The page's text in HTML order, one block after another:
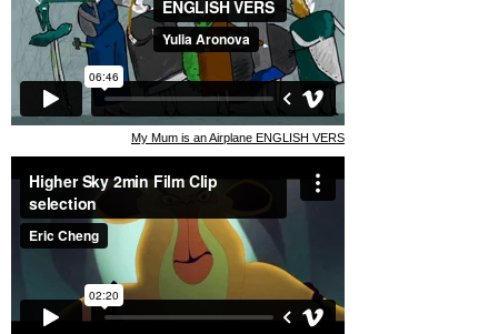
My Mum is an Airplane ENGLISH VERS